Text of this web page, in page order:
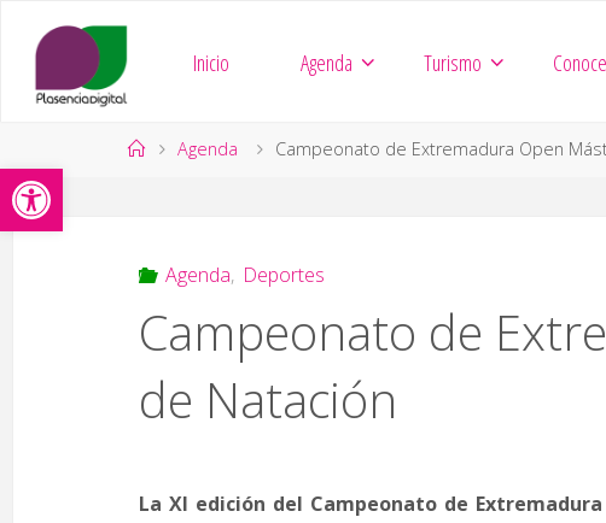
Abrir barra de herramientas
contenido
Inicio Agenda Turismo
PáginaAgenda Campeonato de Extremadura Open
Agenda, Deportes
Campeonato de
de Natación
La XI edición del Campeonato de